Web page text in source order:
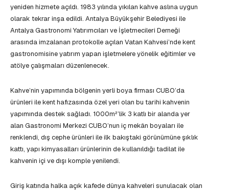
yeniden hizmete açıldı. 1983 yılında yıkılan kahve aslına uygun
olarak tekrar inşa edildi. Antalya Büyükşehir Belediyesi ile
Antalya Gastronomi Yatırımcıları ve İşletmecileri Derneği
arasında imzalanan protokolle açılan Vatan Kahvesi’nde kent
gastronomisine yatırım yapan işletmelere yönelik eğitimler ve
atölye çalışmaları düzenlenecek.
Kahve’nin yapımında bölgenin yerli boya firması CUBO’da
ürünleri ile kent hafızasında özel yeri olan bu tarihi kahvenin
yapımında destek sağladı. 1000m²’lik 3 katlı bir alanda yer
alan Gastronomi Merkezi CUBO’nun iç mekân boyaları ile
renklendi, dış cephe ürünleri ile ilk bakıştaki görünümüne şıklık
kattı, yapı kimyasalları ürünlerinin de kullanıldığı tadilat ile
kahvenin içi ve dışı komple yenilendi.
Giriş katında halka açık kafede dünya kahveleri sunulacak olan